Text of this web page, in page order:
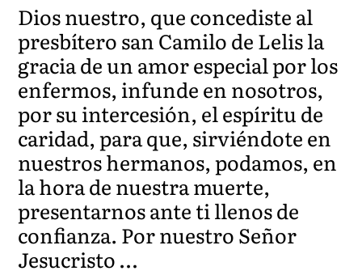
Dios nuestro, que concediste al
presbítero san Camilo de Lelis la
gracia de un amor especial por los
enfermos, infunde en nosotros,
por su intercesión, el espíritu de
caridad, para que, sirviéndote en
nuestros hermanos, podamos, en
la hora de nuestra muerte,
presentarnos ante ti llenos de
confianza. Por nuestro Señor
Jesucristo …